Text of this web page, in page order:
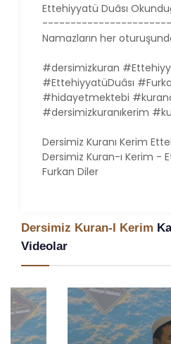
Ettehiyyatü Duâsı
Namazların her
#dersimizkuran
#EttehiyyatüDuâsı
#hidayetmektebi
#dersimizkuranıkerim
Dersimiz Kuranı Kerim
Dersimiz Kuran-ı Kerim -
Furkan Diler
Dersimiz Kuran-I Kerim
Videolar